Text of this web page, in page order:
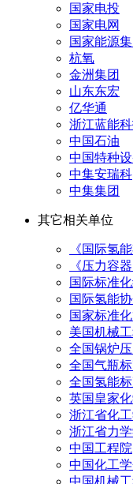
国家电投
国家电网
国家能源集
杭氧
金洲集团
山东东宏
亿华通
浙江蓝能
中国石油
中国特种
中集安瑞科
中集集团
其它相关单位
《国际氢
《压力容
国际标准
国际氢能
国家标准
美国机械
全国锅炉
全国气瓶
全国氢能标
英国皇家
浙江省化
浙江省力
中国工程院
中国化工
中国机械